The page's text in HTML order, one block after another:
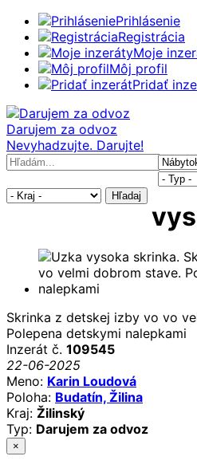
Prihlásenie
Registrácia
Moje
Môj profil
Pridať
Darujem za odvoz
Nevyhadzujte. Darujte!
Hľadaj
Skrinka z detskej izby vo vo
Polepena detskymi nalepkami
Inzerát č. 109545
22-06-2025
Meno: Karin Loudová
Poloha: Budatín, Žilina
Kraj: Žilinský
Typ: Darujem za odvoz
×